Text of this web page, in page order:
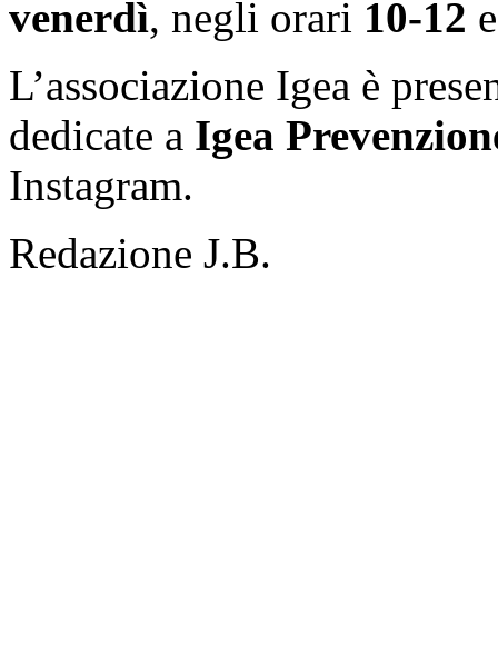
venerdì, negli orari 10-12
L’associazione Igea è
dedicate a Igea
Instagram.
Redazione J.B.